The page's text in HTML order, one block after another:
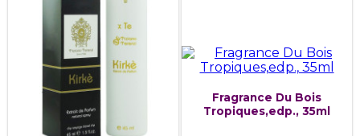
Fragrance Du Bois
Tropiques,edp., 35ml